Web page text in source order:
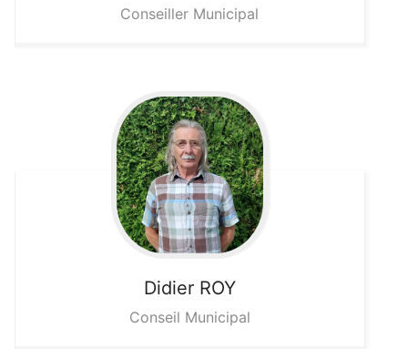
Conseiller Municipal
Didier ROY
Conseil Municipal